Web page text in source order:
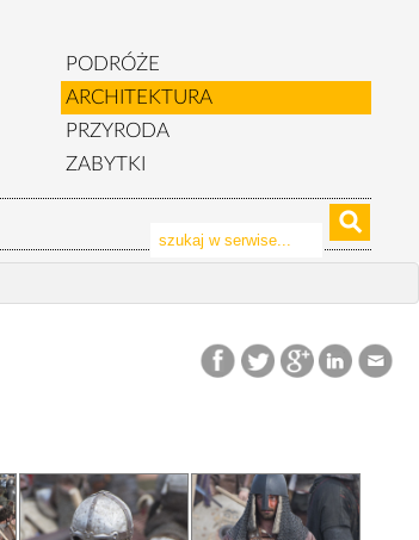
PODRÓŻE
ARCHITEKTURA
PRZYRODA
ZABYTKI